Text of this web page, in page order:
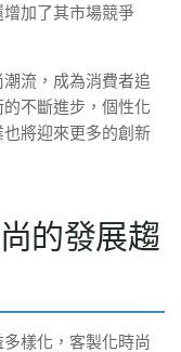
加了其市場競爭
流，成為消費者追
不斷進步，個性化
將迎來更多的創新
的發展趨
樣化，客製化時尚